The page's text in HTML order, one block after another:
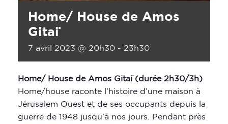
Home/ House de Amos
Gitaï
7 avril 2023 @ 20h30 - 23h30
Home/ House de Amos Gitaï (durée 2h30/3h)
Home/house raconte l’histoire d’une maison à
Jérusalem Ouest et de ses occupants depuis la
guerre de 1948 jusqu’à nos jours. Pendant près